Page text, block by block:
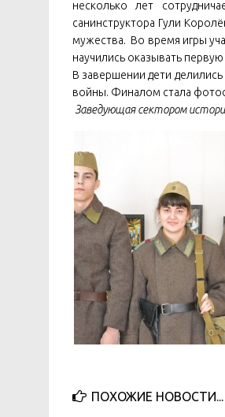
несколько лет
санинструктора Гули
мужества. Во время игры
научились оказывать
В завершении дети
войны. Финалом стала
Заведующая сектором
ПОХОЖИЕ НОВОСТИ...